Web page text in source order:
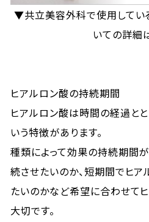
▼共立美容外科で使用してい
いての詳細
ヒアルロン酸の持続期間
ヒアルロン酸は時間の経過と
いう特徴があります。
種類によって効果の持続期間
続させたいのか、短期間でヒ
たいのかなど希望に合わせて
大切です。